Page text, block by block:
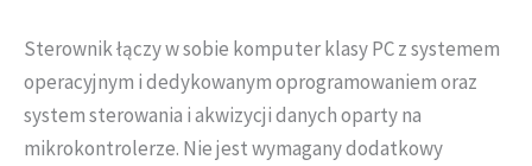
Sterownik łączy w sobie komputer klasy PC z systemem
operacyjnym i dedykowanym oprogramowaniem oraz
system sterowania i akwizycji danych oparty na
mikrokontrolerze. Nie jest wymagany dodatkowy